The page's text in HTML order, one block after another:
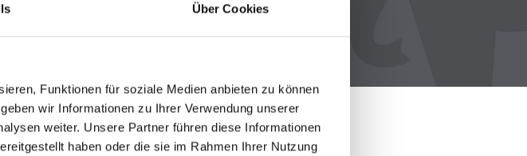
Über Cookies
Funktionen für soziale Medien anbieten zu können
wir Informationen zu Ihrer Verwendung unserer
weiter. Unsere Partner führen diese Informationen
haben oder die sie im Rahmen Ihrer Nutzung